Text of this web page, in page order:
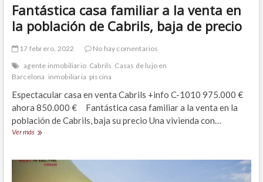
Fantástica casa familiar a la venta en
la población de Cabrils, baja de precio
17 febrero, 2022
No hay comentarios
agente inmobiliario Cabrils Casas de lujo en
Barcelona inmobiliaria piscina
Espectacular casa en venta Cabrils +info C-1010 975.000 €
ahora 850.000 € Fantástica casa familiar a la venta en la
población de Cabrils, baja su precio Una vivienda con…
Ver másFantástica
a